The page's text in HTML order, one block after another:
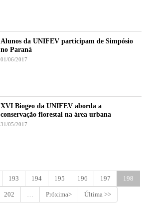
Alunos da UNIFEV participam de Simpósio
no Paraná
01/06/2017
XVI Biogeo da UNIFEV aborda a
conservação florestal na área urbana
31/05/2017
193 194 195 196 197 198
202 Próxima> Última >>